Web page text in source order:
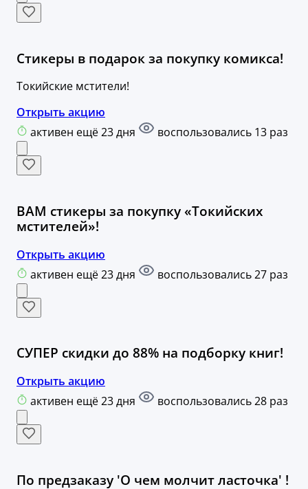
Стикеры в подарок за покупку комикса!
Токийские мстители!
Открыть акцию
активен ещё 23 дня
воспользовались 13 раз
ВАМ стикеры за покупку «Токийских
мстителей»!
Открыть акцию
активен ещё 23 дня
воспользовались 27 раз
СУПЕР скидки до 88% на подборку книг!
Открыть акцию
активен ещё 23 дня
воспользовались 28 раз
По предзаказу 'О чем молчит ласточка' !